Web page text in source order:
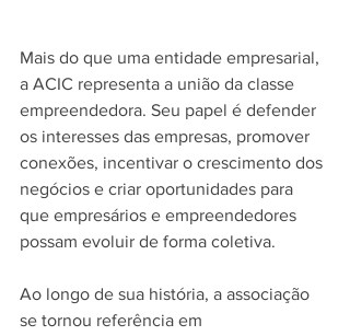
Mais do que uma entidade empresarial,
a ACIC representa a união da classe
empreendedora. Seu papel é defender
os interesses das empresas, promover
conexões, incentivar o crescimento dos
negócios e criar oportunidades para
que empresários e empreendedores
possam evoluir de forma coletiva.
Ao longo de sua história, a associação
se tornou referência em